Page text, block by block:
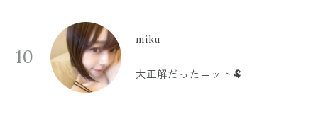
10
miku
大正解だったニット🐏